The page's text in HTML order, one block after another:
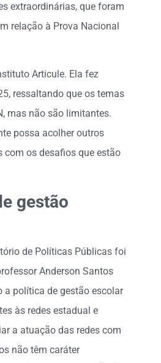
extraordinárias, que foram
relação à Prova Nacional
Articule. Ela fez
ressaltando que os temas
mas não são limitantes.
possa acolher outros
com os desafios que estão
gestão
de Políticas Públicas foi
Anderson Santos
a política de gestão escolar
às redes estadual e
a atuação das redes com
não têm caráter